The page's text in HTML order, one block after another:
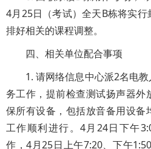
4月25日（考试）全天B栋将实
排好相关的课程调整。
四、相关单位配合事项
1. 请网络信息中心派2名电
务工作，提前检查测试扬声器外
保所有设备，包括放音备用设备
工作顺利进行。4月24日下午
作，4月25日上午7:20、下午